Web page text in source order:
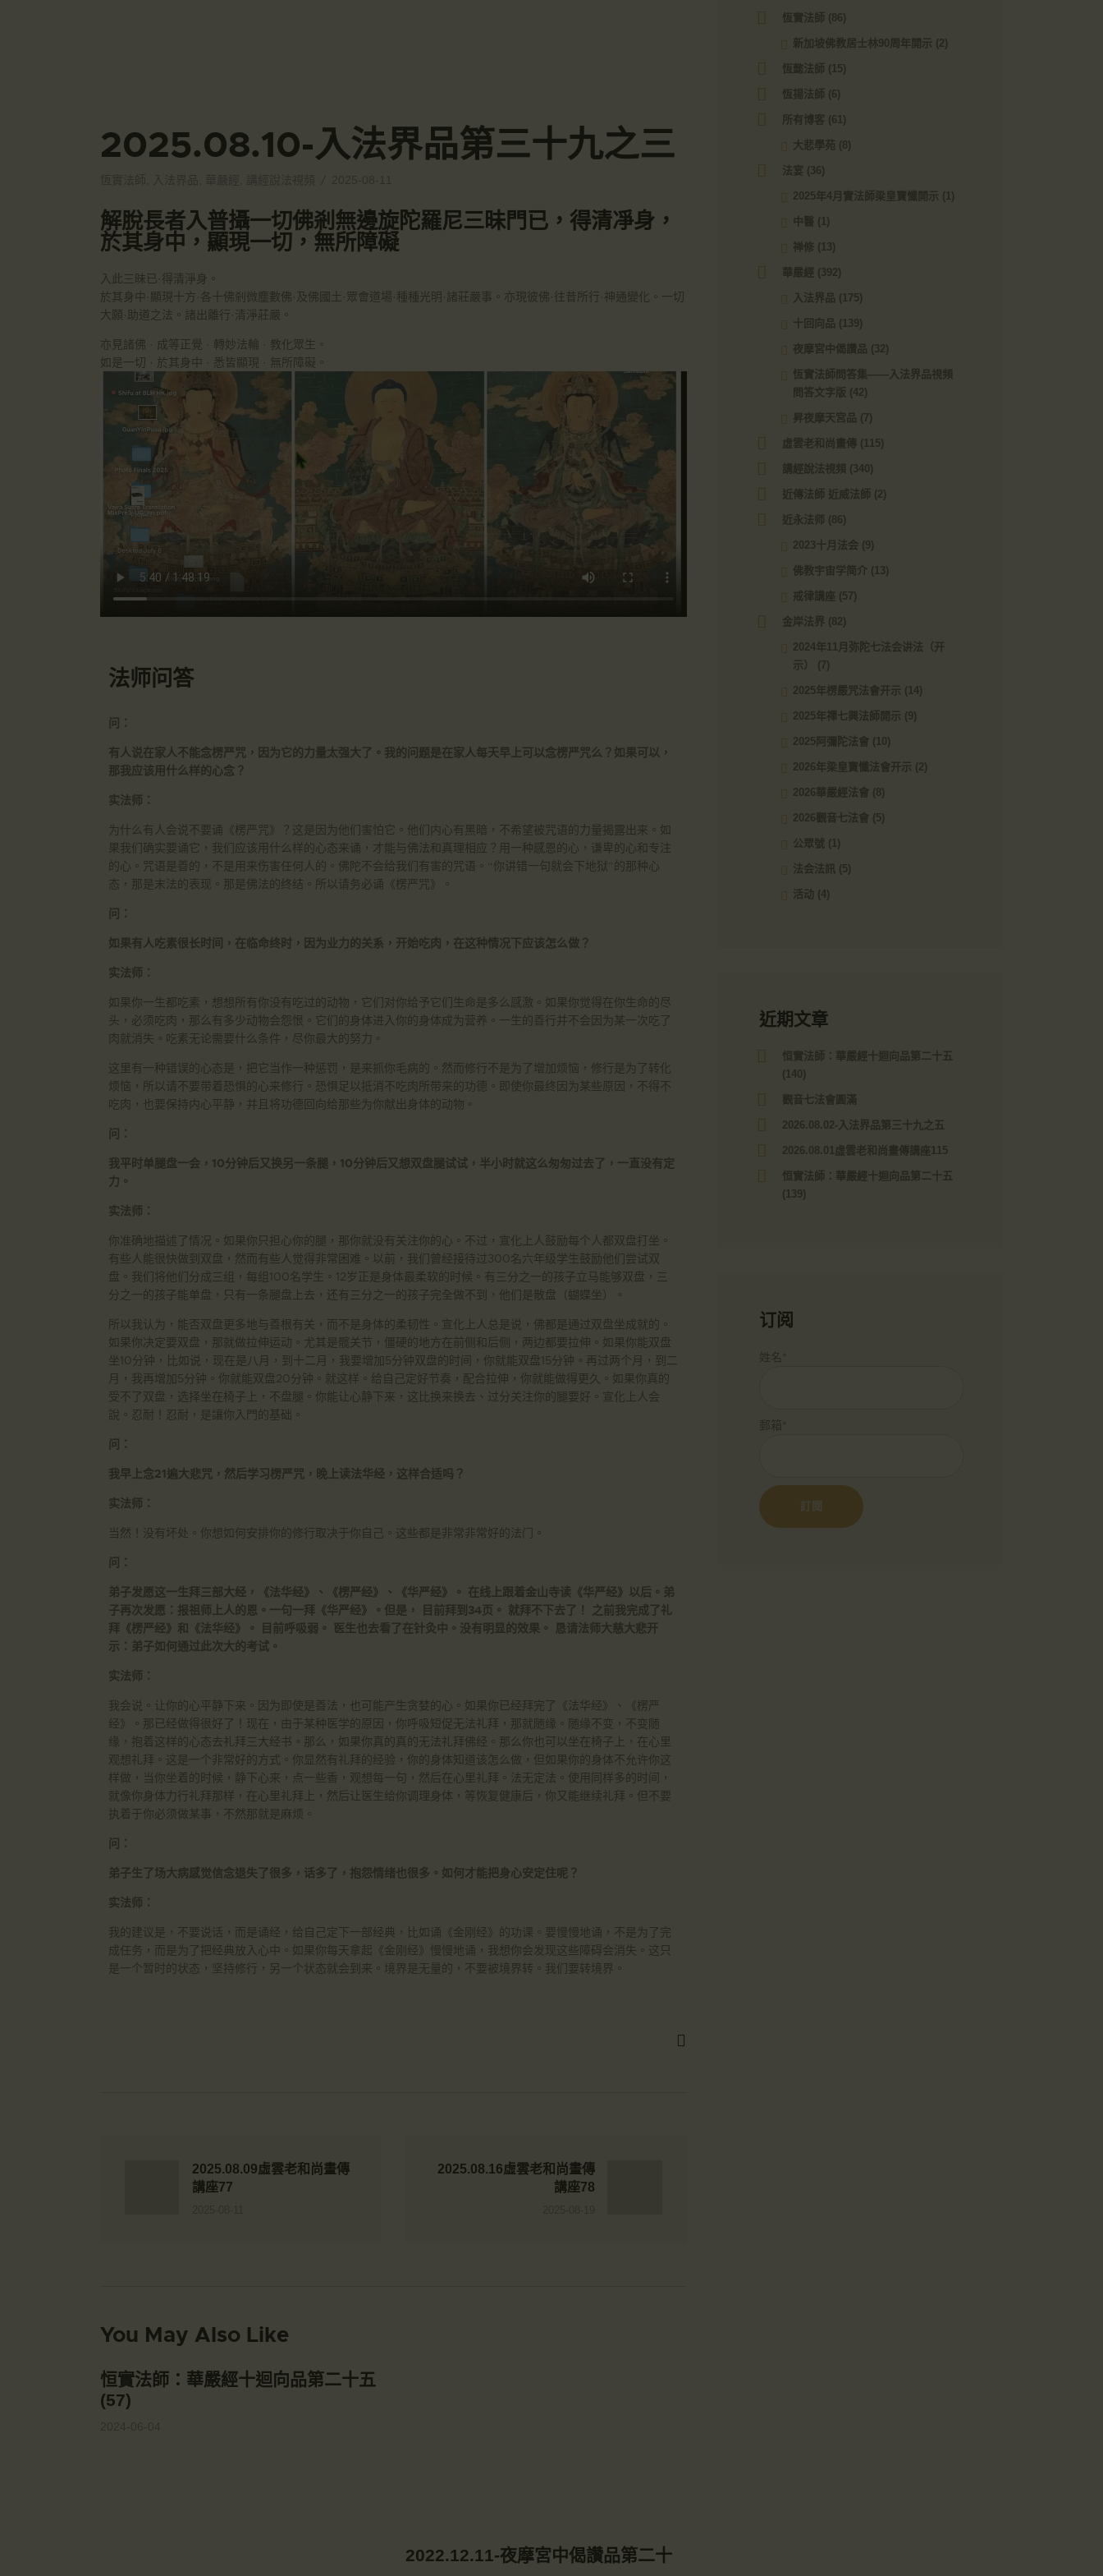
2025.08.10-入法界品第三十九之三
解脫長者入普攝一切佛剎無邊旋陀羅尼三昧門已，得清凈身，
於其身中，顯現一切，無所障礙
入此三昧已·得清淨身。
於其身中·顯現十方·各十佛剎微塵數佛·及佛國土·眾會道場·種種光明·諸莊嚴事。亦現彼佛·往昔所行·神通變化。一切
大願·助道之法。諸出離行·清淨莊嚴。
亦見諸佛 · 成等正覺 · 轉妙法輪 · 教化眾生。
如是一切 · 於其身中 · 悉皆顯現 · 無所障礙。
法师问答
问：
有人说在家人不能念楞严咒，因为它的力量太强大了。我的问题是在家人每天早上可以念楞严咒么？如果可以，
那我应该用什么样的心念？
实法师：
为什么有人会说不要诵《楞严咒》？这是因为他们害怕它。他们内心有黑暗，不希望被咒语的力量揭露出来。如
果我们确实要诵它，我们应该用什么样的心态来诵，才能与佛法和真理相应？用一种感恩的心，谦卑的心和专注
的心。咒语是善的，不是用来伤害任何人的。佛陀不会给我们有害的咒语。“你讲错一句就会下地狱”的那种心
态，那是末法的表现。那是佛法的终结。所以请务必诵《楞严咒》。
问：
如果有人吃素很长时间，在临命终时，因为业力的关系，开始吃肉，在这种情况下应该怎么做？
实法师：
如果你一生都吃素，想想所有你没有吃过的动物，它们对你给予它们生命是多么感激。如果你觉得在你生命的尽
头，必须吃肉，那么有多少动物会怨恨。它们的身体进入你的身体成为营养。一生的善行并不会因为某一次吃了
肉就消失。吃素无论需要什么条件，尽你最大的努力。
这里有一种错误的心态是，把它当作一种惩罚，是来抓你毛病的。然而修行不是为了增加烦恼，修行是为了转化
烦恼，所以请不要带着恐惧的心来修行。恐惧足以抵消不吃肉所带来的功德。即使你最终因为某些原因，不得不
吃肉，也要保持内心平静，并且将功德回向给那些为你献出身体的动物。
问：
我平时单腿盘一会，10分钟后又换另一条腿，10分钟后又想双盘腿试试，半小时就这么匆匆过去了，一直没有定
力。
实法师：
你准确地描述了情况。如果你只担心你的腿，那你就没有关注你的心。不过，宣化上人鼓励每个人都双盘打坐。
有些人能很快做到双盘，然而有些人觉得非常困难。以前，我们曾经接待过300名六年级学生鼓励他们尝试双
盘。我们将他们分成三组，每组100名学生。12岁正是身体最柔软的时候。有三分之一的孩子立马能够双盘，三
分之一的孩子能单盘，只有一条腿盘上去，还有三分之一的孩子完全做不到，他们是散盘（蝴蝶坐）。
所以我认为，能否双盘更多地与善根有关，而不是身体的柔韧性。宣化上人总是说，佛都是通过双盘坐成就的。
如果你决定要双盘，那就做拉伸运动。尤其是髋关节，僵硬的地方在前侧和后侧，两边都要拉伸。如果你能双盘
坐10分钟，比如说，现在是八月，到十二月，我要增加5分钟双盘的时间，你就能双盘15分钟。再过两个月，到二
月，我再增加5分钟。你就能双盘20分钟。就这样。给自己定好节奏，配合拉伸，你就能做得更久。如果你真的
受不了双盘，选择坐在椅子上，不盘腿。你能让心静下来，这比换来换去、过分关注你的腿要好。宣化上人会
說。忍耐！忍耐，是讓你入門的基础。
问：
我早上念21遍大悲咒，然后学习楞严咒，晚上读法华经，这样合适吗？
实法师：
当然！没有坏处。你想如何安排你的修行取决于你自己。这些都是非常非常好的法门。
问：
弟子发愿这一生拜三部大经，《法华经》、《楞严经》、《华严经》。 在线上跟着金山寺读《华严经》以后。弟
子再次发愿：报祖师上人的恩。一句一拜《华严经》。但是， 目前拜到34页。 就拜不下去了！ 之前我完成了礼
拜《楞严经》和《法华经》。 目前呼吸弱。 医生也去看了在针灸中。没有明显的效果。 恳请法师大慈大悲开
示：弟子如何通过此次大的考试。
实法师：
我会说。让你的心平静下来。因为即使是善法，也可能产生贪婪的心。如果你已经拜完了《法华经》、《楞严
经》。那已经做得很好了！现在，由于某种医学的原因，你呼吸短促无法礼拜，那就随缘。随缘不变，不变随
缘，抱着这样的心态去礼拜三大经书。那么，如果你真的真的无法礼拜佛经。那么你也可以坐在椅子上，在心里
观想礼拜。这是一个非常好的方式。你显然有礼拜的经验，你的身体知道该怎么做，但如果你的身体不允许你这
样做，当你坐着的时候，静下心来，点一些香，观想每一句，然后在心里礼拜。法无定法。使用同样多的时间，
就像你身体力行礼拜那样，在心里礼拜上，然后让医生给你调理身体，等恢复健康后，你又能继续礼拜。但不要
执着于你必须做某事，不然那就是麻烦。
问：
弟子生了场大病感觉信念退失了很多，话多了，抱怨情绪也很多。如何才能把身心安定住呢？
实法师：
我的建议是，不要说话，而是诵经，给自己定下一部经典，比如诵《金刚经》的功课。要慢慢地诵，不是为了完
成任务，而是为了把经典放入心中。如果你每天拿起《金刚经》慢慢地诵，我想你会发现这些障碍会消失。这只
是一个暂时的状态，坚持修行，另一个状态就会到来。境界是无量的，不要被境界转。我们要转境界。
2025.08.09虛雲老和尚畫傳
講座77
2025.08.16虛雲老和尚畫傳
講座78
You May Also Like
恒實法師：華嚴經十迴向品第二十五
(57)
2022.12.11-夜摩宮中偈讚品第二十
恆實法師 (86)
新加坡佛教居士林90周年開示 (2)
恆懿法師 (15)
恆揚法師 (6)
所有博客 (61)
大悲學苑 (8)
法宴 (36)
2025年4月實法師梁皇寶懺開示 (1)
中醫 (1)
禅修 (13)
華嚴經 (392)
入法界品 (175)
十回向品 (139)
夜摩宮中偈讚品 (32)
恆實法師問答集——入法界品視頻
問答文字版 (42)
昇夜摩天宮品 (7)
虛雲老和尚畫傳 (115)
講經說法視頻 (340)
近傳法師 近威法師 (2)
近永法师 (86)
2023十月法会 (9)
佛教宇宙学简介 (13)
戒律講座 (57)
金岸法界 (82)
2024年11月弥陀七法会讲法（开
示）
(7)
2025年楞嚴咒法會开示 (14)
2025年禪七興法師開示 (9)
2025阿彌陀法會 (10)
2026年梁皇寶懺法會开示 (2)
2026華嚴經法會 (8)
2026觀音七法會 (5)
公眾號 (1)
法会法訊 (5)
活动 (4)
近期文章
恒實法師：華嚴經十迴向品第二十五
(140)
觀音七法會圓滿
2026.08.02-入法界品第三十九之五
2026.08.01虛雲老和尚畫傳講座115
恒實法師：華嚴經十迴向品第二十五
(139)
订阅
姓名*
郵箱*